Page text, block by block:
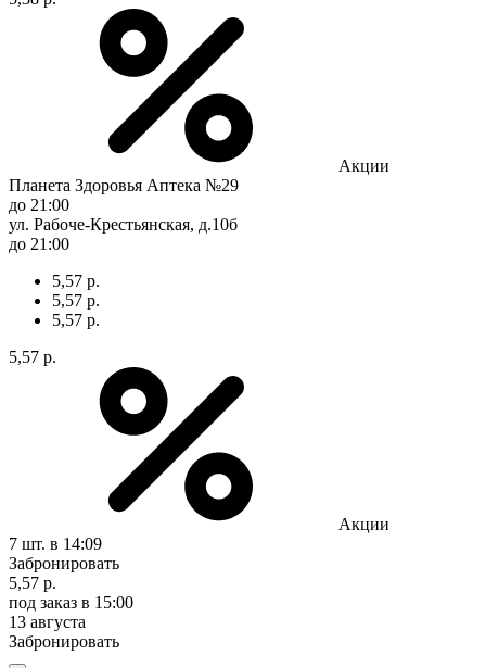
Акции
Планета Здоровья Аптека №29
до 21:00
ул. Рабоче-Крестьянская, д.10б
до 21:00
5,57 р.
5,57 р.
5,57 р.
5,57 р.
Акции
7 шт. в 14:09
Забронировать
5,57 р.
под заказ в 15:00
13 августа
Забронировать